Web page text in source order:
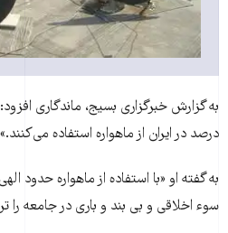
درصد در ايران از ماهواره استفاده می‌کنند.»
به گفته او «با استفاده از ماهواره حدود
سوء اخلاقی و بی بند و باری در جامعه را